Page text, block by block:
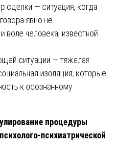
сделки — ситуация, когда
явно не
воле человека, известной
ситуации — тяжелая
изоляция, которые
к осознанному
процедуры
психиатрической